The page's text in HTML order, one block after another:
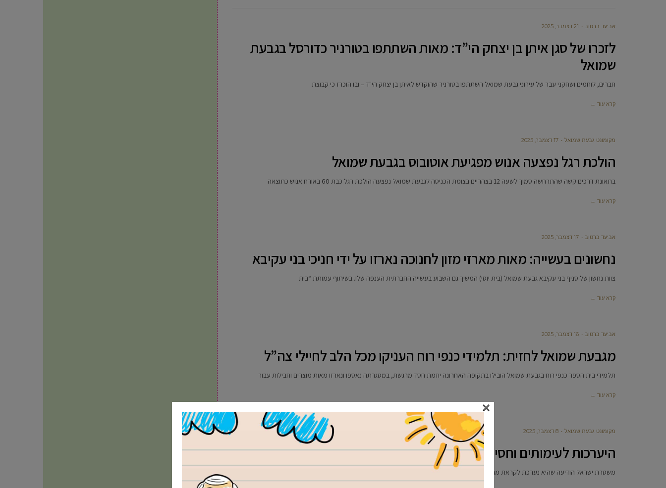
אביעד ברטוב 21 דצמבר, 2025
לזכרו של סגן איתן בן יצחק הי”ד: מאות השתתפו בטורניר כדורסל בגבעת
שמואל
חברים, לוחמים ושחקני עבר של עירוני גבעת שמואל השתתפו בטורניר שהוקדש לאיתן בן יצחק הי"ד – ובו הוכרז כי קבוצת
קרא עוד ←
מקומונט גבעת שמואל 17 דצמבר, 2025
הולכת רגל נפצעה אנוש מפגיעת אוטובוס בגבעת שמואל
בתאונת דרכים קשה שהתרחשה סמוך לשעה 12 בצהריים בצומת הכניסה לגבעת שמואל נפצעה הולכת רגל כבת 60 באורח אנוש כתוצאה
קרא עוד ←
אביעד ברטוב 17 דצמבר, 2025
נחשונים בעשייה: מאות מארזי מזון לחנוכה נארזו על ידי חניכי בני עקיבא
צוות נחשון של סניף בני עקיבא גבעת שמואל (בית יוסי) המשיך גם השבוע בעשייה החברתית הענפה שלו. בשיתוף עמותת “בית
קרא עוד ←
אביעד ברטוב 16 דצמבר, 2025
מגבעת שמואל לחזית: תלמידי כנפי רוח העניקו מכל הלב לחיילי צה”ל
תלמידי בית הספר כנפי רוח בגבעת שמואל הובילו בתקופה האחרונה יוזמת חסד מרגשת, במסגרתה נאספו ונארזו מאות מוצרים וחבילות עבור
קרא עוד ←
מקומונט גבעת שמואל 8 דצמבר, 2025
היערכות לעימותים וחסימות בצומת קוקה קולה בעקבות מחאת חרדים
משטרת ישראל הודיעה שהיא נערכת לקראת מחאות והפגנה היום לקראת השעה 16:00 באזור העיר בני ברק – והודיע מראש שיתכנו
×